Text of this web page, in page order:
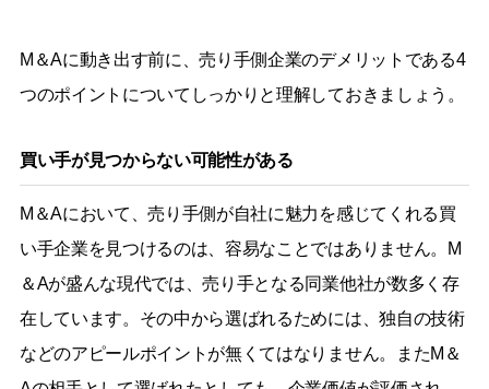
M＆Aに動き出す前に、売り手側企業のデメリットである4
つのポイントについてしっかりと理解しておきましょう。
買い手が見つからない可能性がある
M＆Aにおいて、売り手側が自社に魅力を感じてくれる買
い手企業を見つけるのは、容易なことではありません。M
＆Aが盛んな現代では、売り手となる同業他社が数多く存
在しています。その中から選ばれるためには、独自の技術
などのアピールポイントが無くてはなりません。またM＆